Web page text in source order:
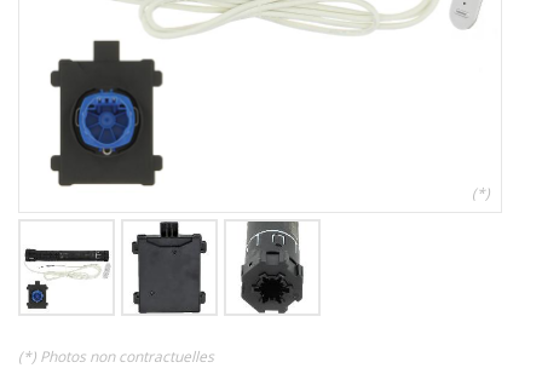
(*)
(*) Photos non contractuelles